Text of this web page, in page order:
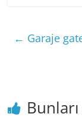
← Garaje